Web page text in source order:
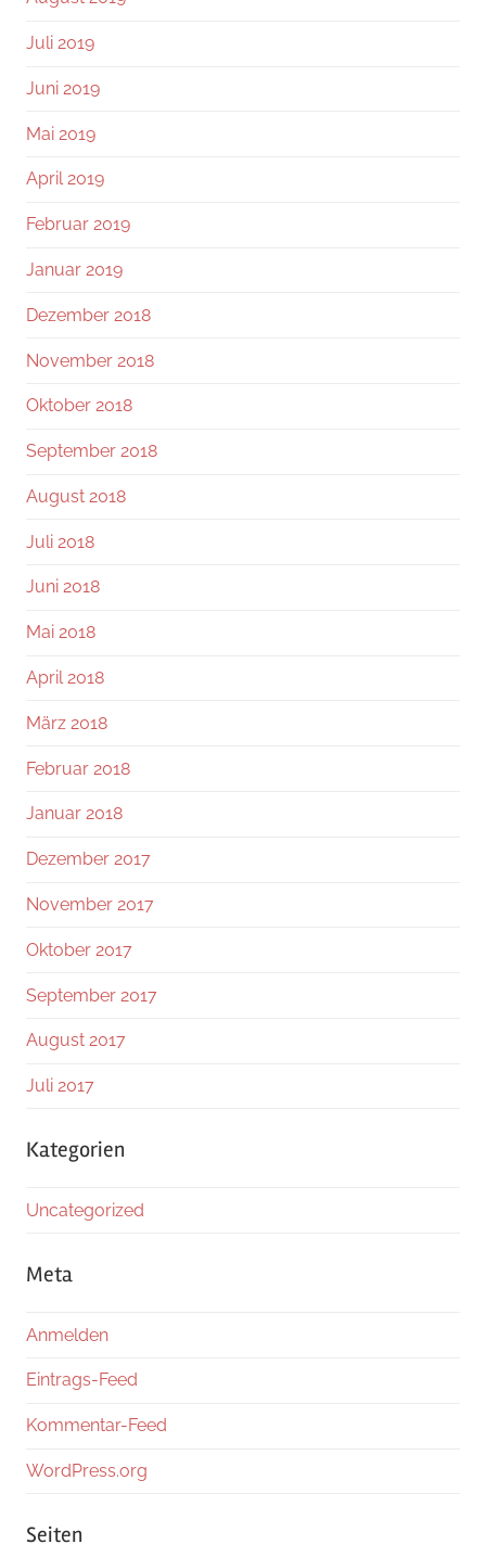
Juli 2019
Juni 2019
Mai 2019
April 2019
Februar 2019
Januar 2019
Dezember 2018
November 2018
Oktober 2018
September 2018
August 2018
Juli 2018
Juni 2018
Mai 2018
April 2018
März 2018
Februar 2018
Januar 2018
Dezember 2017
November 2017
Oktober 2017
September 2017
August 2017
Juli 2017
Kategorien
Uncategorized
Meta
Anmelden
Eintrags-Feed
Kommentar-Feed
WordPress.org
Seiten